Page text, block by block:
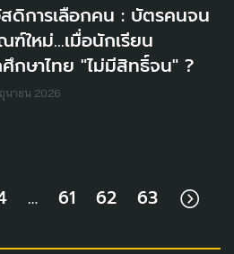
ดิการเลือกคน : บัตรคนจน
ฑ์ใหม่…เมื่อนักเรียน
กษาไทย "ไม่มีสิทธิ์จน" ?
นายน 2026
… 61 62 63